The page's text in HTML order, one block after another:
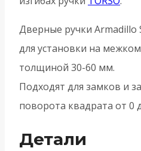
Дверные ручки Armadillo
для установки на
толщиной 30-60 мм.
Подходят для замков и
поворота квадрата от 0
Детали